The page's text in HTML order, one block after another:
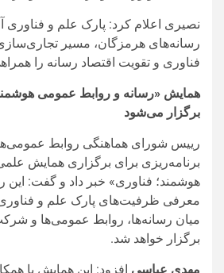
وی با اشاره به اهمیت معرفی
فناوری اظهار کرد: بسیاری از جوانان
و فناوری برای جوانان، رسانه‌ها و
کرده است، به‌خوبی شناخته نشده است و
همایش بتواند بخشی از این ظرفیت‌ها
کند.
عباسی با بیان اینکه پارک علم و
از مهم‌ترین مراکز نوآوری استان
شرکت‌های فناور مستقر در این مجموعه
اشتغال، توانسته‌اند در بازارهای داخلی
فعالیت کنند و نمونه‌های موفقی از